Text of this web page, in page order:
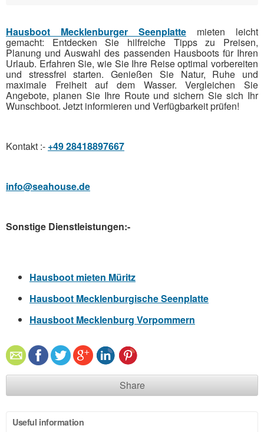
Hausboot Mecklenburger Seenplatte mieten leicht
gemacht: Entdecken Sie hilfreiche Tipps zu Preisen,
Planung und Auswahl des passenden Hausboots für Ihren
Urlaub. Erfahren Sie, wie Sie Ihre Reise optimal vorbereiten
und stressfrei starten. Genießen Sie Natur, Ruhe und
maximale Freiheit auf dem Wasser. Vergleichen Sie
Angebote, planen Sie Ihre Route und sichern Sie sich Ihr
Wunschboot. Jetzt informieren und Verfügbarkeit prüfen!
Kontakt :- +49 28418897667
info@seahouse.de
Sonstige Dienstleistungen:-
Hausboot mieten Müritz
Hausboot Mecklenburgische Seenplatte
Hausboot Mecklenburg Vorpommern
Share
Useful information